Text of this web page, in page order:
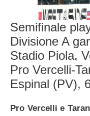
Semifinale
Divisione A
Stadio Piola,
Pro Vercelli-
Espinal (PV),
Pro Vercelli e